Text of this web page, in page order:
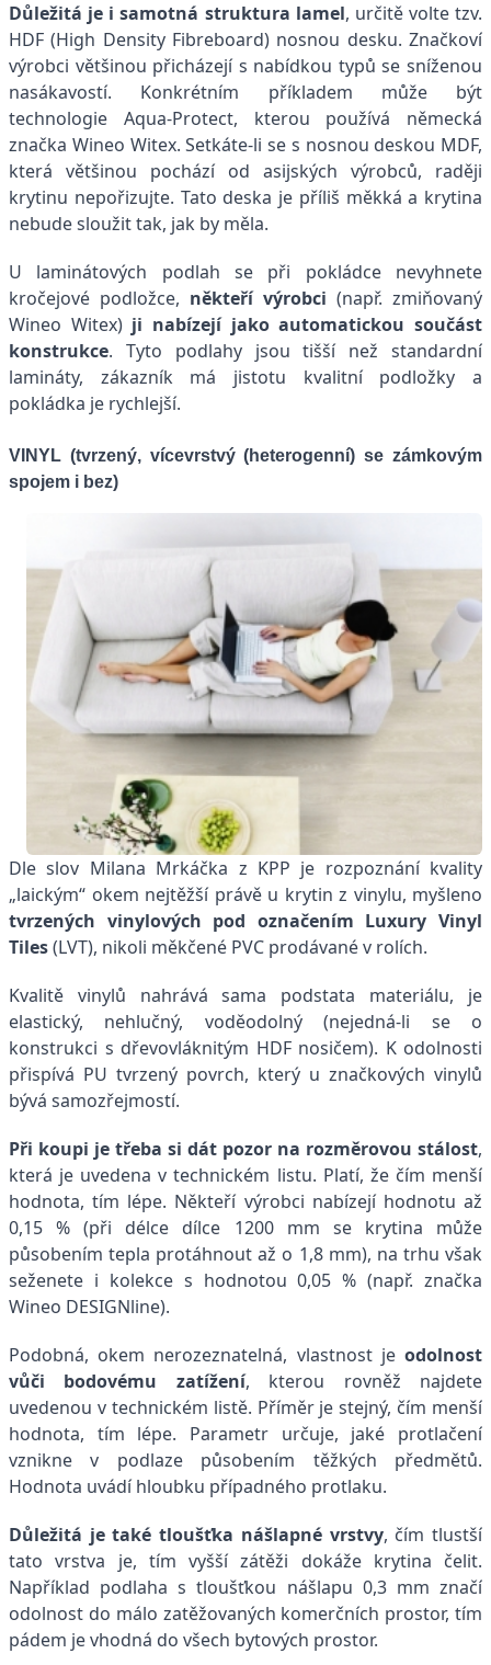
Důležitá je i samotná struktura lamel, určitě volte tzv.
HDF (High Density Fibreboard) nosnou desku. Značkoví
výrobci většinou přicházejí s nabídkou typů se sníženou
nasákavostí. Konkrétním příkladem může být
technologie Aqua-Protect, kterou používá německá
značka Wineo Witex. Setkáte-li se s nosnou deskou MDF,
která většinou pochází od asijských výrobců, raději
krytinu nepořizujte. Tato deska je příliš měkká a krytina
nebude sloužit tak, jak by měla.
U laminátových podlah se při pokládce nevyhnete
kročejové podložce, někteří výrobci (např. zmiňovaný
Wineo Witex) ji nabízejí jako automatickou součást
konstrukce. Tyto podlahy jsou tišší než standardní
lamináty, zákazník má jistotu kvalitní podložky a
pokládka je rychlejší.
VINYL (tvrzený, vícevrstvý (heterogenní) se zámkovým
spojem i bez)
Dle slov Milana Mrkáčka z KPP je rozpoznání kvality
„laickým“ okem nejtěžší právě u krytin z vinylu, myšleno
tvrzených vinylových pod označením Luxury Vinyl
Tiles(LVT), nikoli měkčené PVC prodávané v rolích.
Kvalitě vinylů nahrává sama podstata materiálu, je
elastický, nehlučný, voděodolný (nejedná-li se o
konstrukci s dřevovláknitým HDF nosičem). K odolnosti
přispívá PU tvrzený povrch, který u značkových vinylů
bývá samozřejmostí.
Při koupi je třeba si dát pozor na rozměrovou stálost,
která je uvedena v technickém listu. Platí, že čím menší
hodnota, tím lépe. Někteří výrobci nabízejí hodnotu až
0,15 % (při délce dílce 1200 mm se krytina může
působením tepla protáhnout až o 1,8 mm), na trhu však
seženete i kolekce s hodnotou 0,05 % (např. značka
Wineo DESIGNline).
Podobná, okem nerozeznatelná, vlastnost je odolnost
vůči bodovému zatížení, kterou rovněž najdete
uvedenou v technickém listě. Příměr je stejný, čím menší
hodnota, tím lépe. Parametr určuje, jaké protlačení
vznikne v podlaze působením těžkých předmětů.
Hodnota uvádí hloubku případného protlaku.
Důležitá je také tloušťka nášlapné vrstvy, čím tlustší
tato vrstva je, tím vyšší zátěži dokáže krytina čelit.
Například podlaha s tloušťkou nášlapu 0,3 mm značí
odolnost do málo zatěžovaných komerčních prostor, tím
pádem je vhodná do všech bytových prostor.